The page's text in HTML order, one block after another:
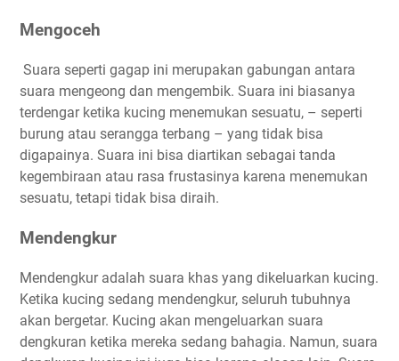
Mengoceh
Suara seperti gagap ini merupakan gabungan antara
suara mengeong dan mengembik. Suara ini biasanya
terdengar ketika kucing menemukan sesuatu, – seperti
burung atau serangga terbang – yang tidak bisa
digapainya. Suara ini bisa diartikan sebagai tanda
kegembiraan atau rasa frustasinya karena menemukan
sesuatu, tetapi tidak bisa diraih.
Mendengkur
Mendengkur adalah suara khas yang dikeluarkan kucing.
Ketika kucing sedang mendengkur, seluruh tubuhnya
akan bergetar. Kucing akan mengeluarkan suara
dengkuran ketika mereka sedang bahagia. Namun, suara